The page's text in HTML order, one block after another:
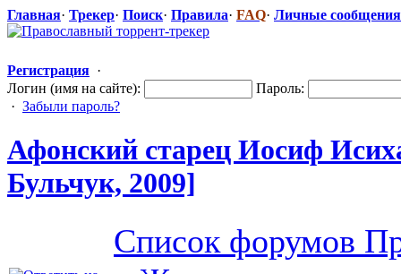
Главная· Трекер· Поиск· Правила· FAQ· Личные сообщения
Регистрация ·
Логин (имя на сайте):
Пароль:
· Забыли пароль?
Афонский старец Иосиф
Бульчук, 2009]
Список форумов